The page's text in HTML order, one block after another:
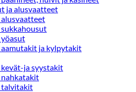
ja alusvaatteet
sukkahousut
ja kylpytakit
ja syystakit
talvitakit